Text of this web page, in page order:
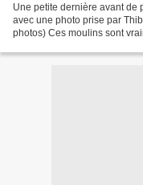
Une petite dernière avant de
avec une photo prise par
photos) Ces moulins sont